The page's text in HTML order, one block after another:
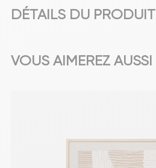
DÉTAILS DU PRODUIT
VOUS AIMEREZ AUSSI